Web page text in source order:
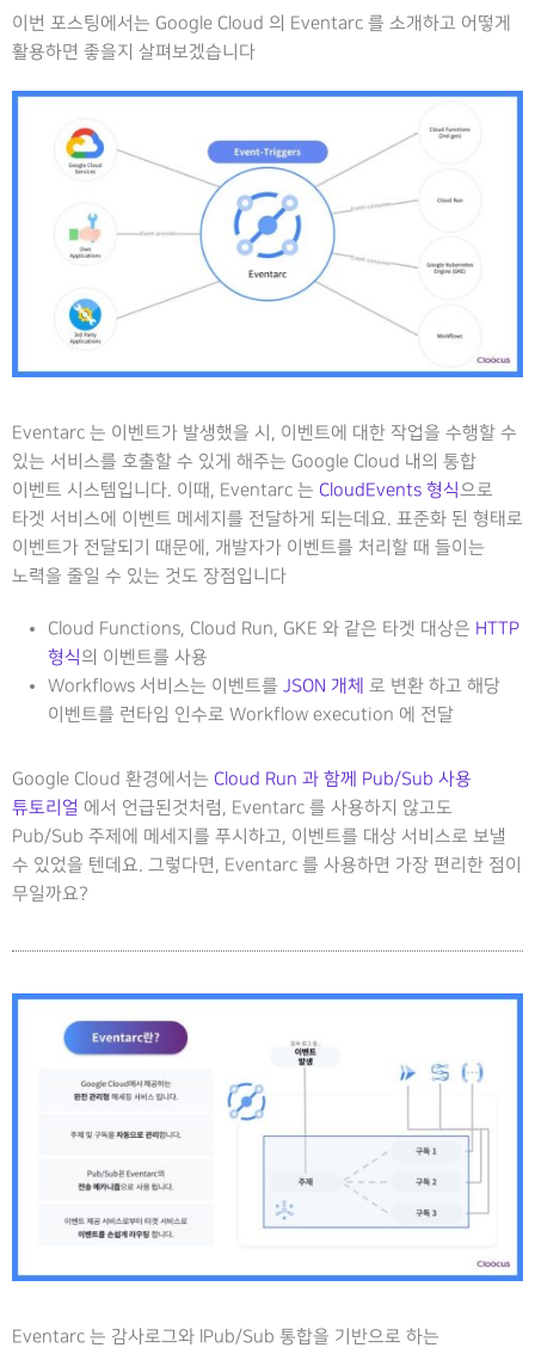
이번 포스팅에서는 Google Cloud 의 Eventarc 를 소개하고 어떻게
활용하면 좋을지 살펴보겠습니다
Eventarc 는 이벤트가 발생했을 시, 이벤트에 대한 작업을 수행할 수
있는 서비스를 호출할 수 있게 해주는 Google Cloud 내의 통합
이벤트 시스템입니다. 이때, Eventarc 는 CloudEvents 형식으로
타겟 서비스에 이벤트 메세지를 전달하게 되는데요. 표준화 된 형태로
이벤트가 전달되기 때문에, 개발자가 이벤트를 처리할 때 들이는
노력을 줄일 수 있는 것도 장점입니다
Cloud Functions, Cloud Run, GKE 와 같은 타겟 대상은 HTTP
형식의 이벤트를 사용
Workflows 서비스는 이벤트를 JSON 개체 로 변환 하고 해당
이벤트를 런타임 인수로 Workflow execution 에 전달
Google Cloud 환경에서는 Cloud Run 과 함께 Pub/Sub 사용
튜토리얼 에서 언급된것처럼, Eventarc 를 사용하지 않고도
Pub/Sub 주제에 메세지를 푸시하고, 이벤트를 대상 서비스로 보낼
수 있었을 텐데요. 그렇다면, Eventarc 를 사용하면 가장 편리한 점이
무일까요?
Eventarc 는 감사로그와 lPub/Sub 통합을 기반으로 하는